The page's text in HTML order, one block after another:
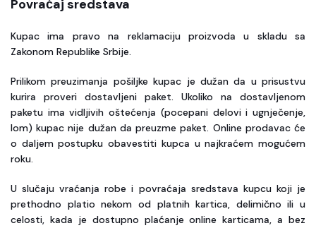
Povraćaj sredstava
Kupac ima pravo na reklamaciju proizvoda u skladu sa
Zakonom Republike Srbije.
Prilikom preuzimanja pošiljke kupac je dužan da u prisustvu
kurira proveri dostavljeni paket. Ukoliko na dostavljenom
paketu ima vidljivih oštećenja (pocepani delovi i ugnječenje,
lom) kupac nije dužan da preuzme paket. Online prodavac će
o daljem postupku obavestiti kupca u najkraćem mogućem
roku.
U slučaju vraćanja robe i povraćaja sredstava kupcu koji je
prethodno platio nekom od platnih kartica, delimično ili u
celosti, kada je dostupno plaćanje online karticama, a bez